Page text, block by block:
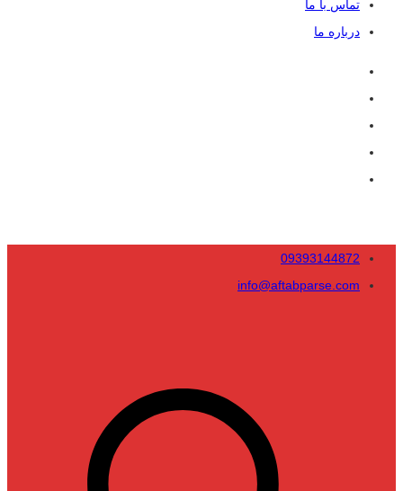
تماس با ما
درباره ما
09393144872
info@aftabparse.com